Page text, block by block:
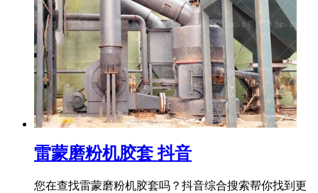
雷蒙磨粉机胶套 抖音
您在查找雷蒙磨粉机胶套吗？抖音综合搜索帮你找到更